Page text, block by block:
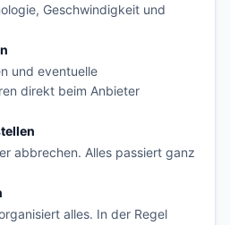
Geschwindigkeit und
und eventuelle
direkt beim Anbieter
abbrechen. Alles passiert ganz
alles. In der Regel